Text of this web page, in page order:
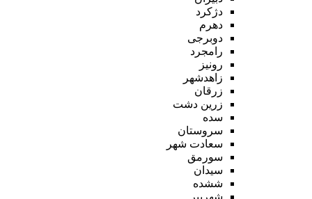
دژکرد
دهرم
دوبرجی
رامجرد
رونیز
زاهدشهر
زرقان
زرین دشت
سده
سروستان
سعادت شهر
سورمق
سیدان
ششده
شهرپیر